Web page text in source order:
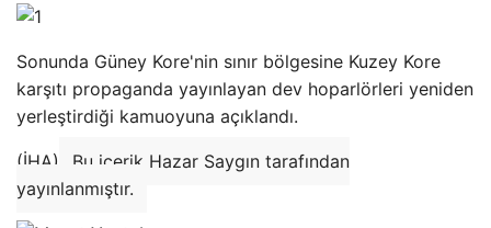
Sonunda Güney Kore'nin sınır bölgesine Kuzey Kore
karşıtı propaganda yayınlayan dev hoparlörleri yeniden
yerleştirdiği kamuoyuna açıklandı.
(İHA)
Bu içerik Hazar Saygın tarafından
yayınlanmıştır.